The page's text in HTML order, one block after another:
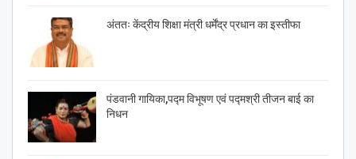
अंततः केंद्रीय शिक्षा मंत्री धर्मेंद्र प्रधान का इस्तीफा
पंडवानी गायिका,पद्म विभूषण एवं पद्मश्री तीजन बाई का
निधन